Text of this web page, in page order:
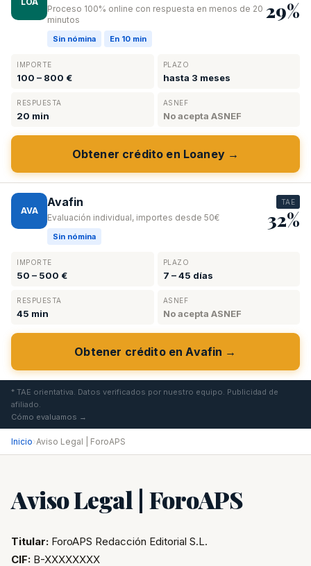
Proceso 100% online con respuesta en menos de 20
minutos
Sin nómina En 10 min
29%
IMPORTE
100 – 800 €
PLAZO
hasta 3 meses
RESPUESTA
20 min
ASNEF
No acepta ASNEF
Obtener crédito en Loaney →
AVA
Avafin
Evaluación individual, importes desde 50€
Sin nómina
TAE
32%
IMPORTE
50 – 500 €
PLAZO
7 – 45 días
RESPUESTA
45 min
ASNEF
No acepta ASNEF
Obtener crédito en Avafin →
* TAE orientativa. Datos verificados por nuestro equipo. Publicidad de
afiliado.
Cómo evaluamos →
Inicio›Aviso Legal | ForoAPS
Aviso Legal | ForoAPS
Titular: ForoAPS Redacción Editorial S.L.
CIF: B-XXXXXXXX